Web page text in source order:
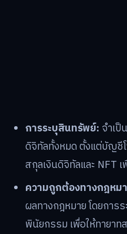
การระบุสินทรัพย์: จำเ
ดิจิทัลทั้งหมด ตั้งแต่บัญชีโ
สกุลเงินดิจิทัลและ NFT
ความถูกต้องทางกฎหม
ผลทางกฎหมาย โดยการ
พินัยกรรม เพื่อให้ทายาท